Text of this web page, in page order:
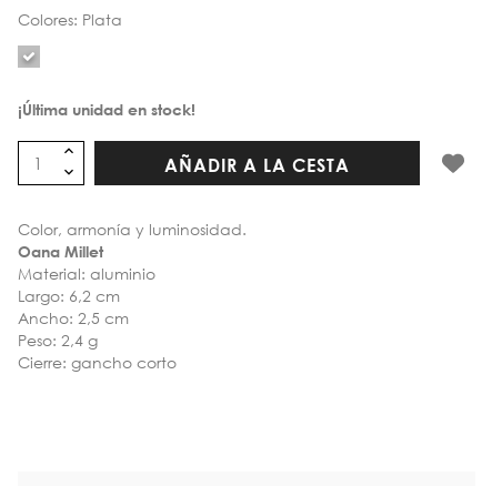
Colores: Plata
¡Última unidad en stock!
AÑADIR A LA CESTA
Color, armonía y luminosidad.
Oana Millet
Material: aluminio
Largo: 6,2 cm
Ancho: 2,5 cm
Peso: 2,4 g
Cierre: gancho corto